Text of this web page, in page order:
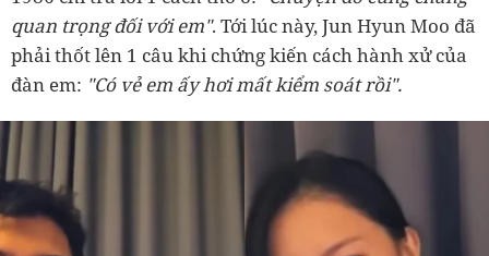
quan trọng đối với em". Tới lúc này, Jun Hyun Moo đã
phải thốt lên 1 câu khi chứng kiến cách hành xử của
đàn em: "Có vẻ em ấy hơi mất kiểm soát rồi".